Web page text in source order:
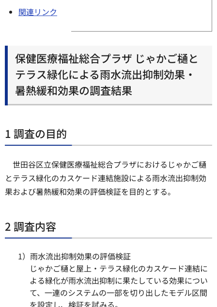
関連リンク
保健医療福祉総合プラザ じゃかご樋と
テラス緑化による雨水流出抑制効果・
暑熱緩和効果の調査結果
1 調査の目的
世田谷区立保健医療福祉総合プラザにおけるじゃかご樋
とテラス緑化のカスケード連結施設による雨水流出抑制効
果および暑熱緩和効果の評価検証を目的とする。
2 調査内容
1）雨水流出抑制効果の評価検証
じゃかご樋と屋上・テラス緑化のカスケード連結に
よる緑化が雨水流出抑制に果たしている効果につい
て、一連のシステムの一部を切り出したモデル区間
を設定し、検証を試みる。